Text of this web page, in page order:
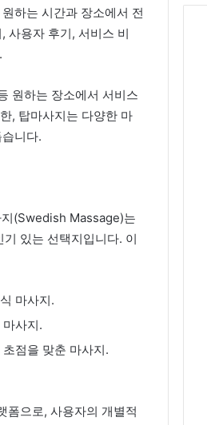
하는 시간과 장소에서 전
사용자 후기, 서비스 비
원하는 장소에서 서비스
, 탑마사지는 다양한 마
니다.
(Swedish Massage)는
있는 선택지입니다. 이
마사지.
사지.
점을 맞춘 마사지.
폼으로, 사용자의 개별적